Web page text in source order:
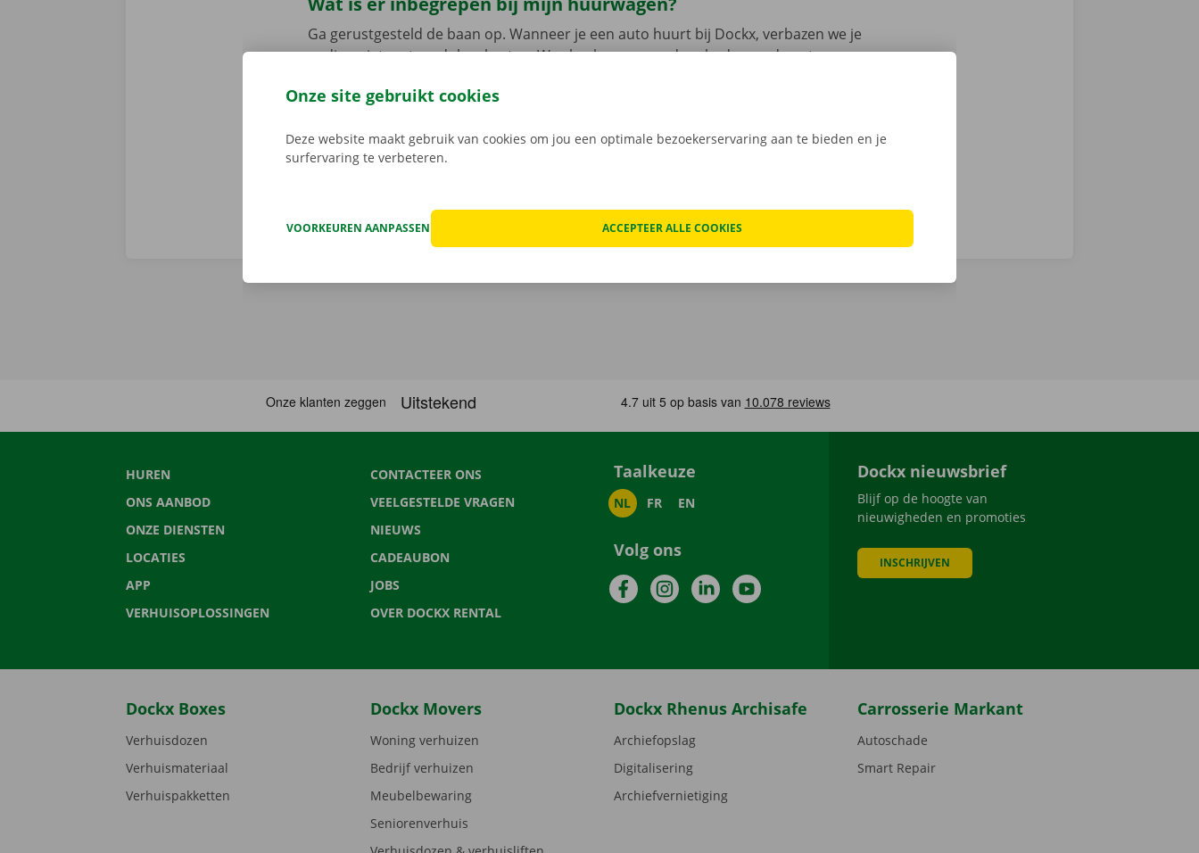
Ga gerustgesteld de baan op. Wanneer je een auto huurt bij Dockx, verbazen we je
nadien niet met verdoken kosten. We checken samen de schade aan de auto voor
persoonlijke service zijn onze prioriteit.
HUREN
ONS AANBOD
ONZE DIENSTEN
LOCATIES
APP
VERHUISOPLOSSINGEN
CONTACTEER ONS
VEELGESTELDE VRAGEN
NIEUWS
CADEAUBON
JOBS
OVER DOCKX RENTAL
Taalkeuze
NL FR EN
Volg ons
FacebookInstagramLinkedInYouTube
Dockx nieuwsbrief
Blijf op de hoogte van
nieuwigheden en promoties
INSCHRIJVEN
Dockx Boxes
Verhuisdozen
Verhuismateriaal
Verhuispakketten
Dockx Movers
Woning verhuizen
Bedrijf verhuizen
Meubelbewaring
Seniorenverhuis
Dockx Rhenus Archisafe
Archiefopslag
Digitalisering
Archiefvernietiging
Carrosserie Markant
Autoschade
Smart Repair
Onze site gebruikt cookies
Deze website maakt gebruik van cookies om jou een optimale bezoekerservaring aan te bieden en je
surfervaring te verbeteren.
VOORKEUREN AANPASSEN ACCEPTEER ALLE COOKIES